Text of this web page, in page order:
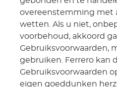
overeenstemming met
wetten. Als u niet,
voorbehoud, akkoord
Gebruiksvoorwaarden,
gebruiken. Ferrero kan
Gebruiksvoorwaarden
eigen goeddunken